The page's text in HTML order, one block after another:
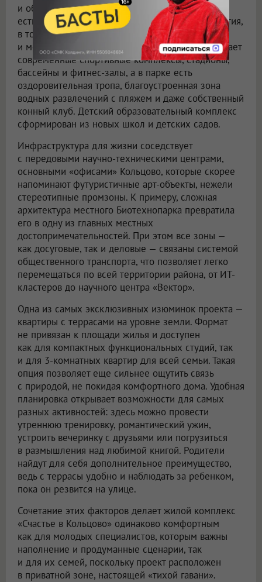
и обладает развитой инфраструктурой. В районе
есть все необходимые коммерческие предприятия,
в том числе магазины, кафе, рестораны и ТЦ,
и медицинские объекты. Спортивная сеть включает
современные спортивные комплексы, стадионы,
бассейны и фитнес-залы, а в парке есть
оздоровительная тропа, благоустроенная зона
водных развлечений с пляжем и даже собственный
конный клуб. Детский образовательный комплекс
сформирован из новых школ и детских садов.
Инфраструктура для жизни соседствует
с передовыми научно-техническими центрами,
основными «офисами» Кольцово, которые скорее
напоминают футуристичные арт-объекты, нежели
стереотипные промзоны. К примеру, сложная
архитектура местного Биотехнопарка превратила
его в одну из главных местных
достопримечательностей. При этом все зоны —
как досуговые, так и деловые — связаны системой
общественного транспорта, что позволяет легко
перемещаться по всей территории района, от ИТ-
кластеров до научного центра «Вектор».
Одна из самых эксклюзивных изюминок проекта —
квартиры с террасами на уровне земли. Формат
не привязан к площади жилья и доступен
как для компактных функциональных студий, так
и для 3-комнатных квартир для всей семьи. Такая
опция позволяет еще сильнее ощутить связь
с природой, не покидая комфортного дома. Удобная
планировка открывает возможности для самых
разных активностей: здесь можно провести
утреннюю тренировку, романтический ужин,
устроить вечеринку с друзьями или погрузиться
в размышления над любимой книгой. Родители
найдут для себя дополнительное преимущество,
ведь с террасы удобно и наблюдать за ребенком,
пока он резвится на улице.
Сочетание этих факторов делает жилой комплекс
«Счастье в Кольцово» одинаково комфортным
как для молодых специалистов, которым важны
наполнение и продуманные сценарии, так
и для их семей, поскольку проект расположен
в приватной зоне, настоящей «тихой гавани».